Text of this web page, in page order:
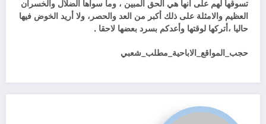
تسوقها لهم على أنها هي الحق المبين ، وما سواها الضلال والخسران
العظيم والامثلة على ذلك أكبر من العد والحصر، ولا أريد الخوض فيها
حاليا ،أتركها لوقتها وأعدكم بسرد بعضها لاحقا .
حجب_المواقع_الاباحية_مطلب_شعبي